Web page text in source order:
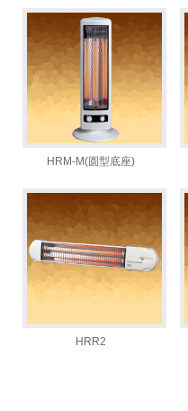
HRM-M(圆型底座)
HRR2